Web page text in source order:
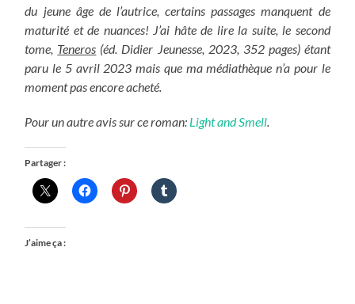
du jeune âge de l’autrice, certains passages manquent de
maturité et de nuances! J’ai hâte de lire la suite, le second
tome, Teneros (éd. Didier Jeunesse, 2023, 352 pages) étant
paru le 5 avril 2023 mais que ma médiathèque n’a pour le
moment pas encore acheté.
Pour un autre avis sur ce roman: Light and Smell
Partager :
J’aime ça :